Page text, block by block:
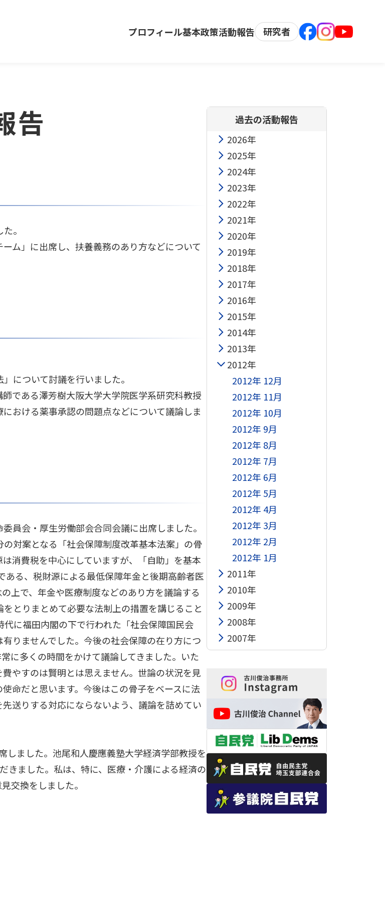
プロフィール基本政策活動報告 研究者
告
。
ム」に出席し、扶養義務のあり方などについて
について討議を行いました。
である澤芳樹大阪大学大学院医学系研究科教授
おける薬事承認の問題点などについて議論しま
員会・厚生労働部会合同会議に出席しました。
対案となる「社会保障制度改革基本法案」の骨
消費税を中心にしていますが、「自助」を基本
る、税財源による最低保障年金と後期高齢者医
上で、年金や医療制度などのあり方を議論する
とりまとめて必要な法制上の措置を講じること
に福田内閣の下で行われた「社会保障国民会
りませんでした。今後の社会保障の在り方につ
に多くの時間をかけて議論してきました。いた
やすのは賢明とは思えません。世論の状況を見
命だと思います。今後はこの骨子をベースに法
送りする対応にならないよう、議論を詰めてい
しました。池尾和人慶應義塾大学経済学部教授を
きました。私は、特に、医療・介護による経済の
交換をしました。
過去の活動報告
2026年
2025年
2024年
2023年
2022年
2021年
2020年
2019年
2018年
2017年
2016年
2015年
2014年
2013年
2012年
2012年 12月
2012年 11月
2012年 10月
2012年 9月
2012年 8月
2012年 7月
2012年 6月
2012年 5月
2012年 4月
2012年 3月
2012年 2月
2012年 1月
2011年
2010年
2009年
2008年
2007年